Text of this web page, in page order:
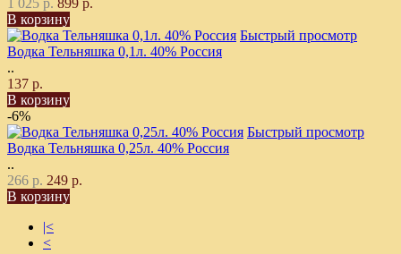
В корзину
Быстрый просмотр
Водка Тельняшка 0,1л. 40% Россия
..
137 р.
В корзину
-6%
Быстрый просмотр
Водка Тельняшка 0,25л. 40% Россия
..
266 р. 249 р.
В корзину
|<
<